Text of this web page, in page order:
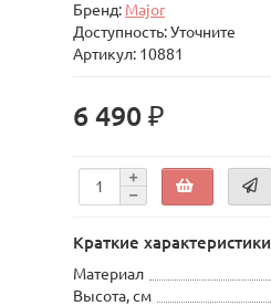
Бренд: Major
Доступность: Уточните
Артикул: 10881
6 490 ₽
Краткие характеристики
Материал
Высота, см